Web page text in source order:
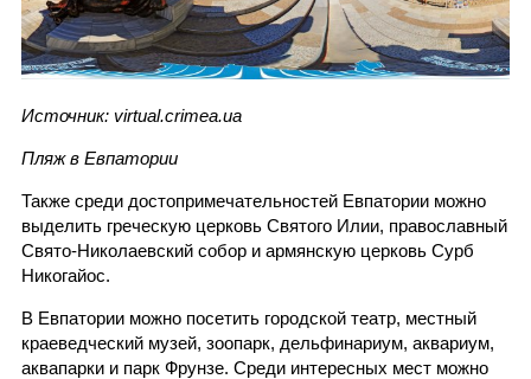
Источник: virtual.crimea.ua
Пляж в Евпатории
Также среди достопримечательностей Евпатории можно
выделить греческую церковь Святого Илии, православный
Свято-Николаевский собор и армянскую церковь Сурб
Никогайос.
В Евпатории можно посетить городской театр, местный
краеведческий музей, зоопарк, дельфинариум, аквариум,
аквапарки и парк Фрунзе. Среди интересных мест можно